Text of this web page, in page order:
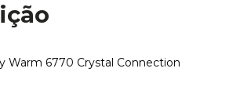
Warm 6770 Crystal Connection